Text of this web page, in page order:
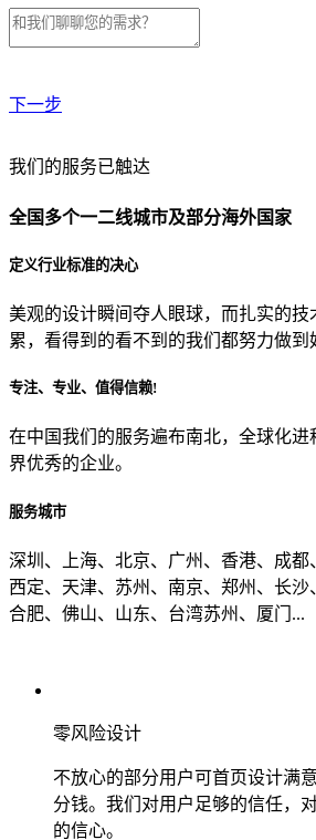
下一步
贵公司预算范围是？
贵公司的团队规模是？
目前主要的营销渠道是？
我们的服务已触达
全国多个一二线城市及部分海外国家
定义行业标准的决心
美观的设计瞬间夺人眼球，而扎实的技
累，看得到的看不到的我们都努力做到
专注、专业、值得信赖!
在中国我们的服务遍布南北，全球化
界优秀的企业。
服务城市
深圳、上海、北京、广州、香港、成都
西定、天津、苏州、南京、郑州、长沙
合肥、佛山、山东、台湾苏州、厦门...
零风险设计
不放心的部分用户可首页设计满
分钱。我们对用户足够的信任，
的信心。